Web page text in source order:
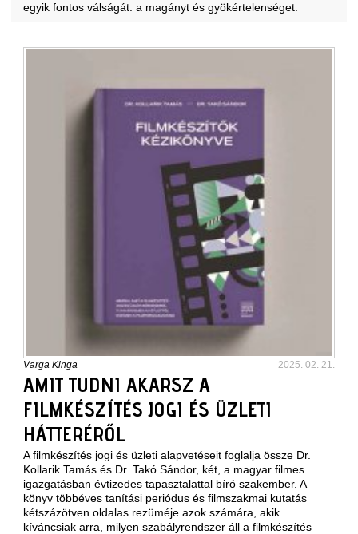
egyik fontos válságát: a magányt és gyökértelenséget.
Varga Kinga 2025. 02. 21.
AMIT TUDNI AKARSZ A
FILMKÉSZÍTÉS JOGI ÉS ÜZLETI
HÁTTERÉRŐL
A filmkészítés jogi és üzleti alapvetéseit foglalja össze Dr.
Kollarik Tamás és Dr. Takó Sándor, két, a magyar filmes
igazgatásban évtizedes tapasztalattal bíró szakember. A
könyv többéves tanítási periódus és filmszakmai kutatás
kétszázötven oldalas rezüméje azok számára, akik
kíváncsiak arra, milyen szabályrendszer áll a filmkészítés